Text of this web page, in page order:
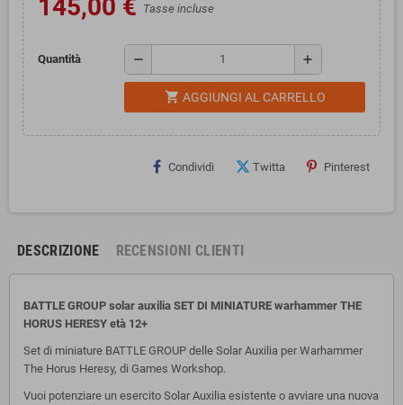
145,00 € Tasse incluse
Quantità remove add
shopping_cart AGGIUNGI AL CARRELLO
Condividi Twitta Pinterest
DESCRIZIONE RECENSIONI CLIENTI
BATTLE GROUP solar auxilia SET DI MINIATURE warhammer THE
HORUS HERESY età 12+
Set di miniature BATTLE GROUP delle Solar Auxilia per Warhammer
The Horus Heresy, di Games Workshop.
Vuoi potenziare un esercito Solar Auxilia esistente o avviare una nuova